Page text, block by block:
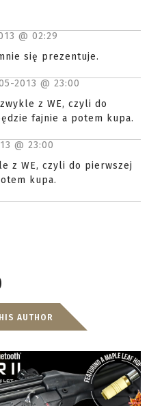
@ 02:29
się prezentuje.
2013 @ 23:00
z WE, czyli do
fajnie a potem kupa.
@ 23:00
z WE, czyli do pierwszej
kupa.
AUTHOR